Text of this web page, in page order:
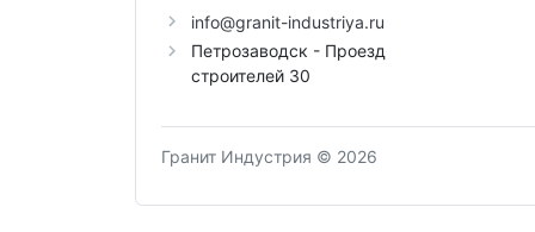
info@granit-industriya.ru
Петрозаводск - Проезд
строителей 30
Гранит Индустрия © 2026